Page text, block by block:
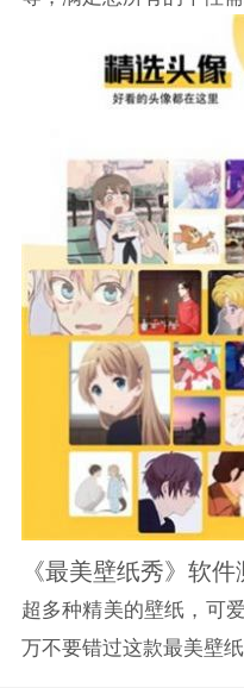
《最美壁纸秀》软件
超多种精美的壁纸，可
万不要错过这款最美壁纸